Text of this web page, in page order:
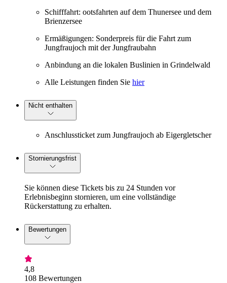
Schifffahrt: ootsfahrten auf dem Thunersee und dem
Brienzersee
Ermäßigungen: Sonderpreis für die Fahrt zum
Jungfraujoch mit der Jungfraubahn
Anbindung an die lokalen Buslinien in Grindelwald
Alle Leistungen finden Sie hier
Nicht enthalten
Anschlussticket zum Jungfraujoch ab Eigergletscher
Stornierungsfrist
Sie können diese Tickets bis zu 24 Stunden vor
Erlebnisbeginn stornieren, um eine vollständige
Rückerstattung zu erhalten.
Bewertungen
4,8
108 Bewertungen